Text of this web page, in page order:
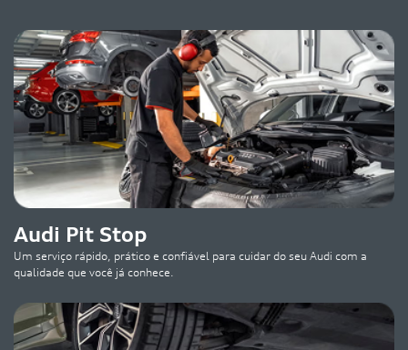
Audi Pit Stop
Um serviço rápido, prático e confiável para cuidar do seu Audi com a
qualidade que você já conhece.